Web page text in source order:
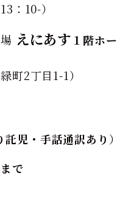
10-）
えにあす １階ホー
2丁目1-1）
託児・手話通訳あり ）
で